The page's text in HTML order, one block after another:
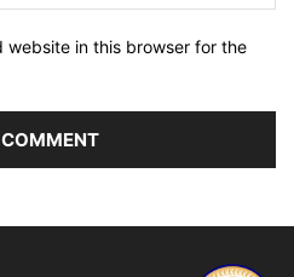
website in this browser for the